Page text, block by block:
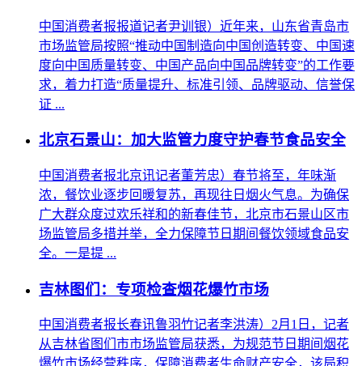
中国消费者报报道记者尹训银）近年来，山东省青岛市
市场监管局按照“推动中国制造向中国创造转变、中国速
度向中国质量转变、中国产品向中国品牌转变”的工作要
求，着力打造“质量提升、标准引领、品牌驱动、信誉保
证 ...
北京石景山：加大监管力度守护春节食品安全
中国消费者报北京讯记者董芳忠）春节将至，年味渐
浓，餐饮业逐步回暖复苏，再现往日烟火气息。为确保
广大群众度过欢乐祥和的新春佳节，北京市石景山区市
场监管局多措并举，全力保障节日期间餐饮领域食品安
全。一是提 ...
吉林图们：专项检查烟花爆竹市场
中国消费者报长春讯鲁羽竹记者李洪涛）2月1日，记者
从吉林省图们市市场监管局获悉，为规范节日期间烟花